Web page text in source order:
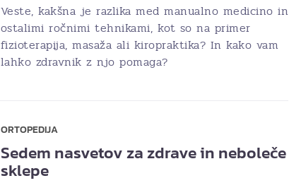
Veste, kakšna je razlika med manualno medicino in
ostalimi ročnimi tehnikami, kot so na primer
fizioterapija, masaža ali kiropraktika? In kako vam
lahko zdravnik z njo pomaga?
ORTOPEDIJA
Sedem nasvetov za zdrave in neboleče
sklepe